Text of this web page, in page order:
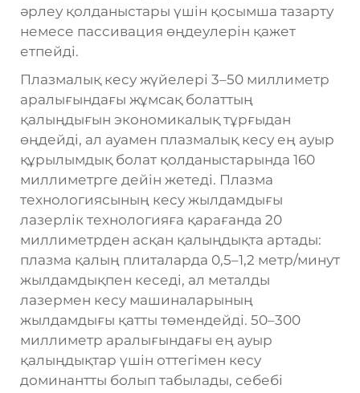
әрлеу қолданыстары үшін қосымша тазарту
немесе пассивация өңдеулерін қажет
етпейді.
Плазмалық кесу жүйелері 3–50 миллиметр
аралығындағы жұмсақ болаттың
қалыңдығын экономикалық тұрғыдан
өңдейді, ал ауамен плазмалық кесу ең ауыр
құрылымдық болат қолданыстарында 160
миллиметрге дейін жетеді. Плазма
технологиясының кесу жылдамдығы
лазерлік технологияға қарағанда 20
миллиметрден асқан қалыңдықта артады:
плазма қалың плиталарда 0,5–1,2 метр/минут
жылдамдықпен кеседі, ал металды
лазермен кесу машиналарының
жылдамдығы қатты төмендейді. 50–300
миллиметр аралығындағы ең ауыр
қалыңдықтар үшін оттегімен кесу
доминантты болып табылады, себебі